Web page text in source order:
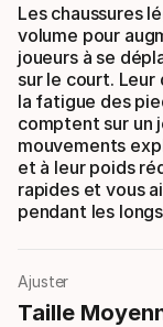
Les chaussures
volume pour
joueurs à se
sur le court.
la fatigue des
comptent sur un
mouvements
et à leur poids
rapides et vous
pendant les
Ajuster
Taille